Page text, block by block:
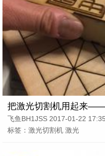
把激光切割机用起来
飞鱼BH1JSS 2017-01-22 17:35
标签：激光切割机 激光